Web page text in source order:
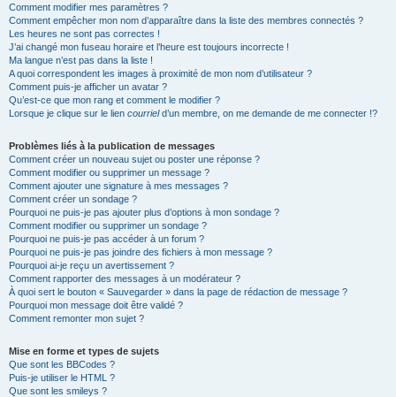
Comment modifier mes paramètres ?
Comment empêcher mon nom d’apparaître dans la liste des membres connectés ?
Les heures ne sont pas correctes !
J’ai changé mon fuseau horaire et l’heure est toujours incorrecte !
Ma langue n’est pas dans la liste !
A quoi correspondent les images à proximité de mon nom d’utilisateur ?
Comment puis-je afficher un avatar ?
Qu’est-ce que mon rang et comment le modifier ?
Lorsque je clique sur le lien courrield’un membre, on me demande de me connecter !?
Problèmes liés à la publication de messages
Comment créer un nouveau sujet ou poster une réponse ?
Comment modifier ou supprimer un message ?
Comment ajouter une signature à mes messages ?
Comment créer un sondage ?
Pourquoi ne puis-je pas ajouter plus d’options à mon sondage ?
Comment modifier ou supprimer un sondage ?
Pourquoi ne puis-je pas accéder à un forum ?
Pourquoi ne puis-je pas joindre des fichiers à mon message ?
Pourquoi ai-je reçu un avertissement ?
Comment rapporter des messages à un modérateur ?
À quoi sert le bouton « Sauvegarder » dans la page de rédaction de message ?
Pourquoi mon message doit être validé ?
Comment remonter mon sujet ?
Mise en forme et types de sujets
Que sont les BBCodes ?
Puis-je utiliser le HTML ?
Que sont les smileys ?